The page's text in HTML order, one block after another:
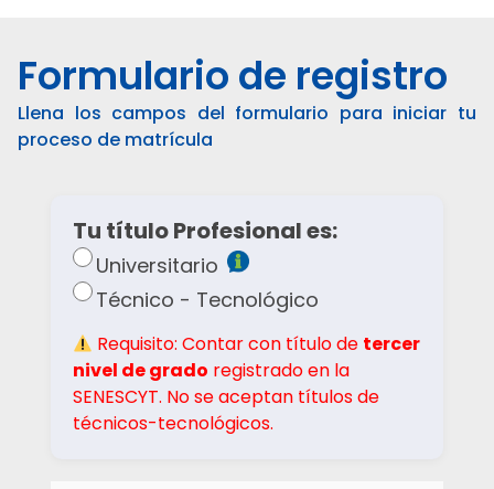
Formulario de registro
Llena los campos del formulario para iniciar tu
proceso de matrícula
Tu título Profesional es:
Universitario
Técnico - Tecnológico
Requisito: Contar con título de tercer
nivel de grado registrado en la
SENESCYT. No se aceptan títulos de
técnicos-tecnológicos.